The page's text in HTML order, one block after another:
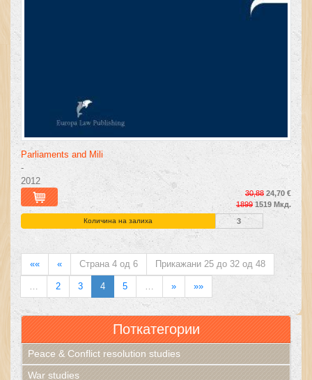
Parliaments and Mili
-
2012
30,88 24,70 €
18991519 Мкд.
Количина на залиха 3
«« « Страна 4 од 6 Прикажани 25 до 32 од 48
2 3 4 5 » »»
Поткатегории
Peace & Conflict resolution studies
War studies